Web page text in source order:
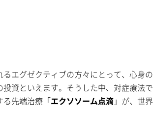
エグゼクティブの方々にとって、心身の
資といえます。そうした中、対症療法で
る先端治療「エクソソーム点滴」が、世界